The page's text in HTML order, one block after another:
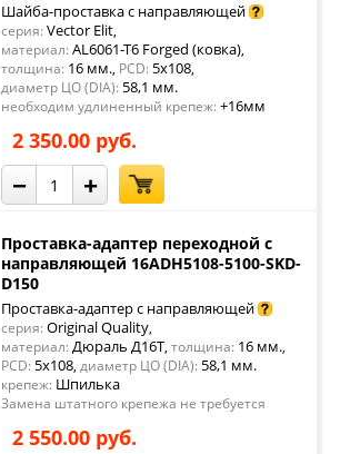
Шайба-проставка с направляющей
серия: Vector Elit,
материал: AL6061-T6 Forged (ковка),
толщина: 16 мм., PCD: 5x108,
диаметр ЦО (DIA): 58,1 мм.
необходим удлиненный крепеж: +16мм
2 350.00 руб.
− +
Проставка-адаптер переходной с
направляющей 16ADH5108-5100-SKD-
D150
Проставка-адаптер с направляющей
серия: Original Quality,
материал: Дюраль Д16Т, толщина: 16 мм.,
PCD: 5x108, диаметр ЦО (DIA): 58,1 мм.
крепеж: Шпилька
Замена штатного крепежа не требуется
2 550.00 руб.